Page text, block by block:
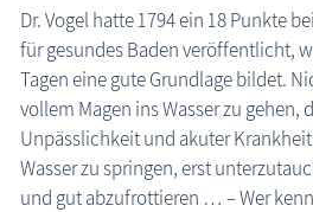
Veranstaltungen
Blog
Dr. Vogel hatte 1794 ein 18 Punkte
für gesundes Baden veröffentlicht,
Tagen eine gute Grundlage bildet.
vollem Magen ins Wasser zu gehen,
Unpässlichkeit und akuter
Wasser zu springen, erst
und gut abzufrottieren … – Wer